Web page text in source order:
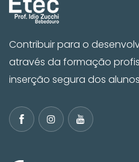
Contribuir para o
através da formação
inserção segura dos